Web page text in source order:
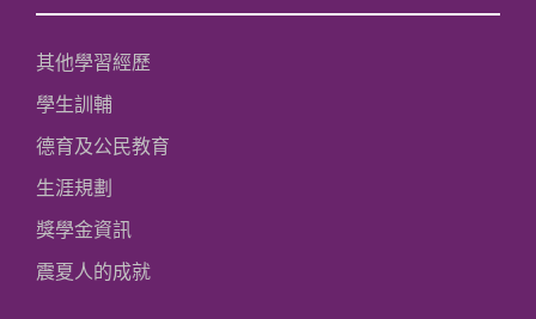
其他學習經歷
學生訓輔
德育及公民教育
生涯規劃
獎學金資訊
震夏人的成就